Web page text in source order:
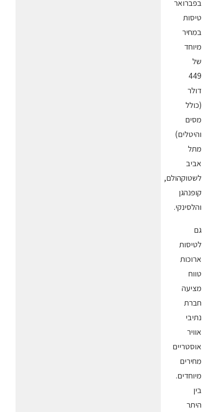
בפברואר
טיסות
במחיר
מיוחד
של
449
דולר
(כולל
מסים
והיטלים)
מתל
אביב
לשטוקהולם,
קופנהגן
והלסינקי.
גם
לטיסות
ארוכות
טווח
מציעה
חברת
נתיבי
אוויר
אוסטריים
מחירים
מיוחדים.
בין
היתר